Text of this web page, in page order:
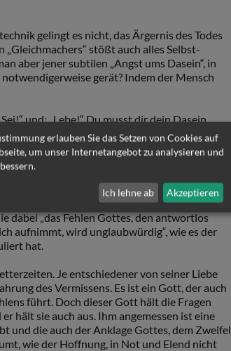
gelingt es nicht, das Ärgernis des Todes
stößt auch alles Selbst-
aber jener subtilen „Angst ums Dasein“, in
gerät? Indem der Mensch
und: „Lebe!“ Du musst dir dein Dasein
moralisches Spitzenverhalten noch durch
und damit in einem „Funken von außen“.
ist, das wir nicht „machen“ können,
ist in der Suche anschlussfähig und nicht
dabei „das Fehlen Gottes, den antwortlos
aufnimmt, wird unglaubwürdig“, wie es der
hat.
Je entschiedener von seiner Liebe
des Vermissens. Es ist ein Gott, der auch
führt. Doch dieser Gott hält die Fragen
hält sie auch aus. Ihm angemessen ist eine
und die auch der Anklage Gottes, dem Zweifel
wie der Hoffnung, in Not und Elend nicht
erlauben Sie das Setzen von Cookies auf
um unser Internetangebot zu analysieren und
Ich lehne ab Akzeptieren